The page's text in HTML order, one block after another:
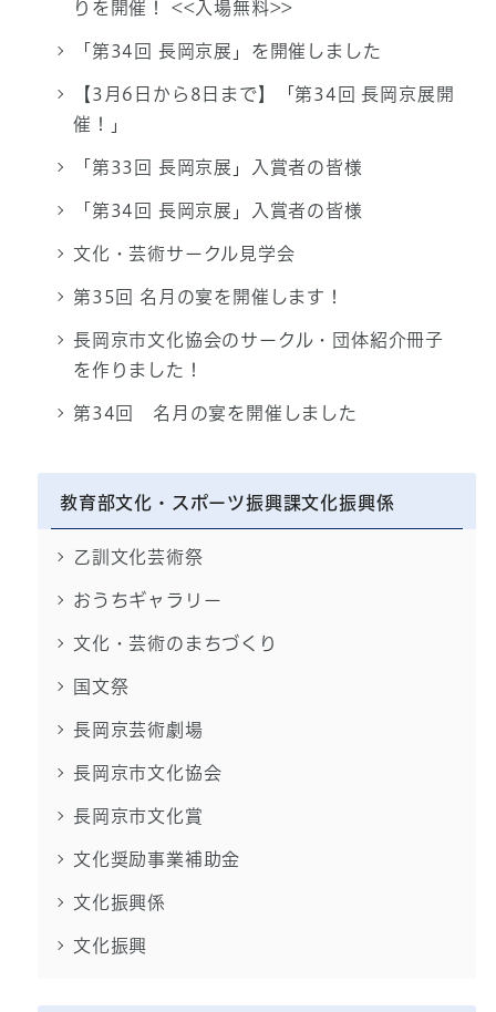
りを開催！ <<入場無料>>
「第34回 長岡京展」を開催しました
【3月6日から8日まで】「第34回 長岡京展開
催！」
「第33回 長岡京展」入賞者の皆様
「第34回 長岡京展」入賞者の皆様
文化・芸術サークル見学会
第35回 名月の宴を開催します！
長岡京市文化協会のサークル・団体紹介冊子
を作りました！
第34回 名月の宴を開催しました
教育部文化・スポーツ振興課文化振興係
乙訓文化芸術祭
おうちギャラリー
文化・芸術のまちづくり
国文祭
長岡京芸術劇場
長岡京市文化協会
長岡京市文化賞
文化奨励事業補助金
文化振興係
文化振興